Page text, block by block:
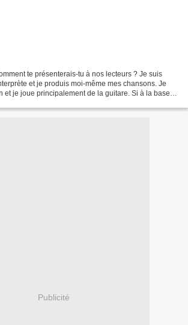
te présenterais-tu à nos lecteurs ? Je suis
et je produis moi-même mes chansons. Je
et je joue principalement de la guitare. Si à la base,
Publicité